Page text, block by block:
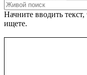
Начните вводить
ищете.